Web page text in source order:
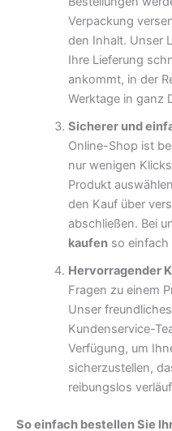
Verpackung
den Inhalt. Unser
Ihre Lieferung
ankommt, in der
Werktage in ganz
Sicherer und
Online-Shop ist
nur wenigen
Produkt
den Kauf über
abschließen. Bei
kaufenso einfach
Hervorragender
Fragen zu einem
Unser
Kundenservice-
Verfügung, um
sicherzustellen,
reibungslos
So einfach bestellen Sie